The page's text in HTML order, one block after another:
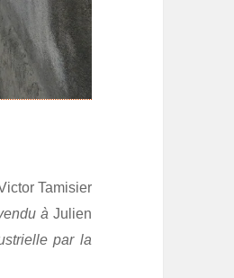
Tamisier
à Julien
par la